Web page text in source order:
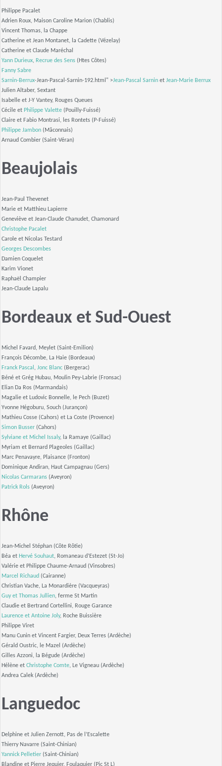
Philippe Pacalet
Adrien Roux, Maison Caroline Marion (Chablis)
Vincent Thomas, la Chappe
Catherine et Jean Montanet, la Cadette (Vézelay)
Catherine et Claude Maréchal
Yann Durieux, Recrue des Sens (Htes Côtes)
Fanny Sabre
Sarnin-Berrux-Jean-Pascal-Sarnin-192.html" >Jean-Pascal Sarnin et Jean-Marie Berrux
Julien Altaber, Sextant
Isabelle et J-Y Vantey, Rouges Queues
Cécile et Philippe Valette (Pouilly-Fuissé)
Claire et Fabio Montrasi, les Rontets (P-Fuissé)
Philippe Jambon (Mâconnais)
Arnaud Combier (Saint-Véran)
Beaujolais
Jean-Paul Thevenet
Marie et Matthieu Lapierre
Geneviève et Jean-Claude Chanudet, Chamonard
Christophe Pacalet
Carole et Nicolas Testard
Georges Descombes
Damien Coquelet
Karim Vionet
Raphaël Champier
Jean-Claude Lapalu
Bordeaux et Sud-Ouest
Michel Favard, Meylet (Saint-Emilion)
François Décombe, La Haie (Bordeaux)
Franck Pascal , Jonc Blanc (Bergerac)
Béné et Grég Hubau, Moulin Pey-Labrie (Fronsac)
Elian Da Ros (Marmandais)
Magalie et Ludovic Bonnelle, le Pech (Buzet)
Yvonne Hégoburu, Souch (Jurançon)
Mathieu Cosse (Cahors) et La Coste (Provence)
Simon Busser (Cahors)
Sylviane et Michel Issaly, la Ramaye (Gaillac)
Myriam et Bernard Plageoles (Gaillac)
Marc Penavayre, Plaisance (Fronton)
Dominique Andiran, Haut Campagnau (Gers)
Nicolas Carmarans (Aveyron)
Patrick Rols (Aveyron)
Rhône
Jean-Michel Stéphan (Côte Rôtie)
Béa et Hervé Souhaut, Romaneau d’Estezet (St-Jo)
Valérie et Philippe Chaume-Arnaud (Vinsobres)
Marcel Richaud (Cairanne)
Christian Vache, La Monardière (Vacqueyras)
Guy et Thomas Jullien, ferme St Martin
Claudie et Bertrand Cortellini, Rouge Garance
Laurence et Antoine Joly, Roche Buissière
Philippe Viret
Manu Cunin et Vincent Fargier, Deux Terres (Ardèche)
Gérald Oustric, le Mazel (Ardèche)
Gilles Azzoni, la Bégude (Ardèche)
Hélène et Christophe Comte, Le Vigneau (Ardèche)
Andrea Calek (Ardèche)
Languedoc
Delphine et Julien Zernott, Pas de l’Escalette
Thierry Navarre (Saint-Chinian)
Yannick Pelletier (Saint-Chinian)
Blandine et Pierre Jequier, Foulaquier (Pic St L)